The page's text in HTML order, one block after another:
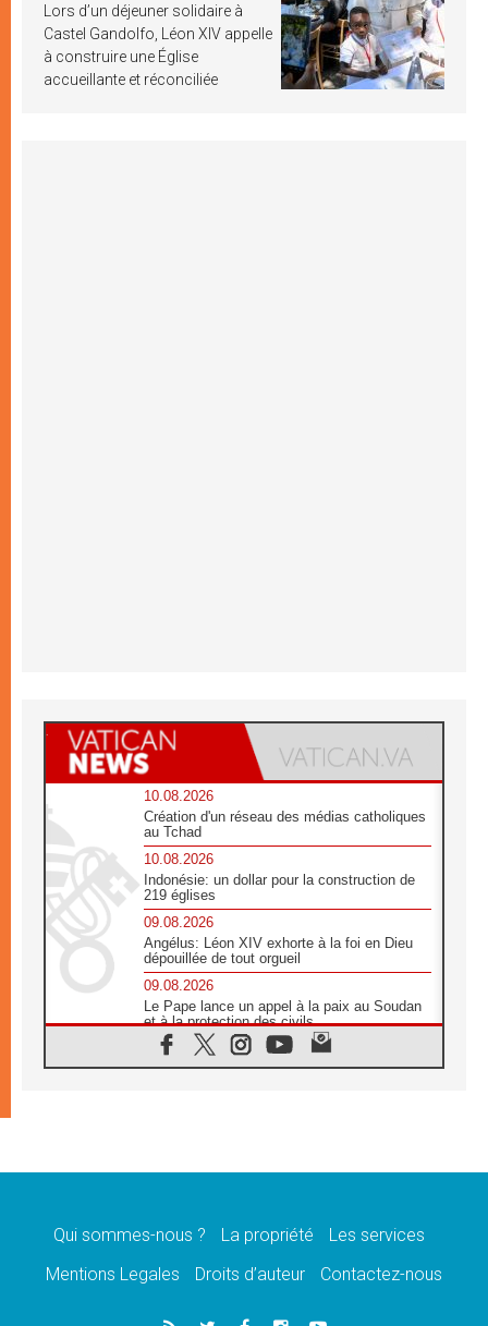
Lors d’un déjeuner solidaire à
Castel Gandolfo, Léon XIV appelle
à construire une Église
accueillante et réconciliée
10.08.2026
Création d'un réseau des médias catholiques
au Tchad
10.08.2026
Indonésie: un dollar pour la construction de
219 églises
09.08.2026
Angélus: Léon XIV exhorte à la foi en Dieu
dépouillée de tout orgueil
09.08.2026
Le Pape lance un appel à la paix au Soudan
et à la protection des civils
09.08.2026
Déclaration d'Addis-Abeba du SCEAM sur
08.08.2026
08.08.2026
la victoire de l'amour sur la mort
«Relancer l'empathie», le projet Triennal d'art
Qui sommes-nous ? La propriété
Les services
Mentions Legales
Droits d’auteur Contactez-nous